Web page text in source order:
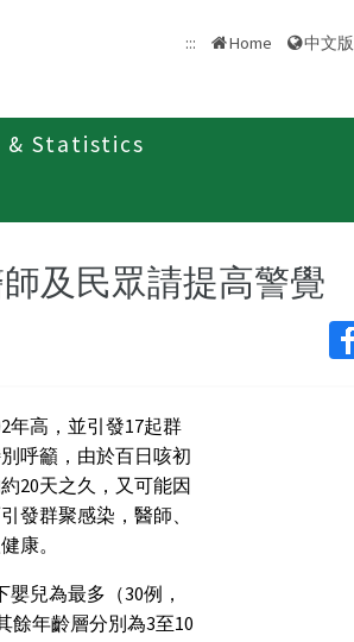
::: Home 中文版
& Statistics
及民眾請提高警覺
年高，並引發17起群
呼籲，由於百日咳初
20天之久，又可能因
發群聚感染，醫師、
康。
兒為最多（30例，
餘年齡層分別為3至10